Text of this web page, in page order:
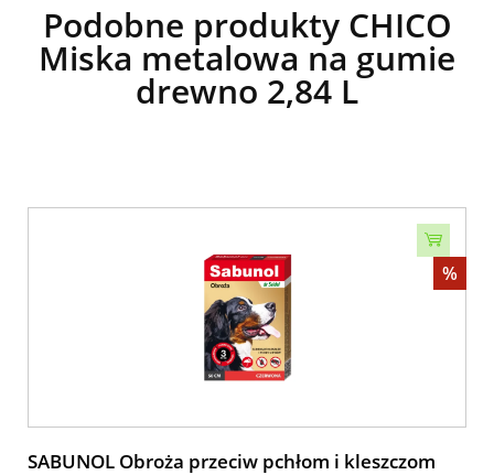
Podobne produkty CHICO
Miska metalowa na gumie
drewno 2,84 L
%
SABUNOL Obroża przeciw pchłom i kleszczom